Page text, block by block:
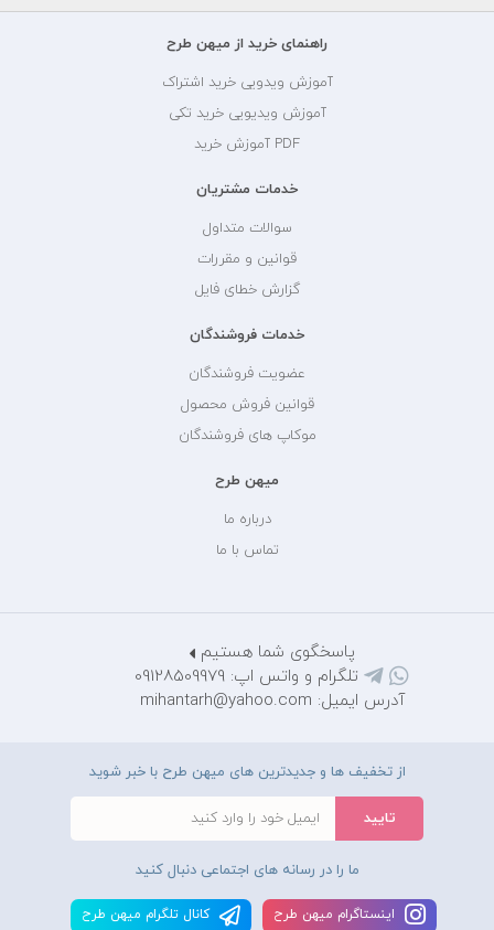
راهنمای خرید از میهن طرح
آموزش ویدویی خرید اشتراک
آموزش ویدیویی خرید تکی
PDF آموزش خرید
خدمات مشتریان
سوالات متداول
قوانین و مقررات
گزارش خطای فایل
خدمات فروشندگان
عضویت فروشندگان
قوانین فروش محصول
موکاپ های فروشندگان
میهن طرح
درباره ما
تماس با ما
پاسخگوی شما هستیم
تلگرام و واتس اپ: 09128509979
آدرس ایمیل: mihantarh@yahoo.com
از تخفیف ها و جدیدترین های میهن طرح با خبر شوید
ما را در رسانه های اجتماعی دنبال کنید
اينستاگرام ميهن طرح کانال تلگرام ميهن طرح